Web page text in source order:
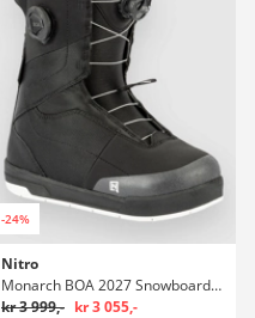
-24%
Nitro
Monarch BOA 2027 Snowboardboots
kr 3 999,- kr 3 055,-